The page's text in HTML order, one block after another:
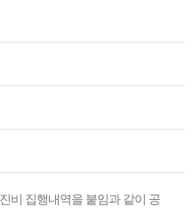
비 집행내역을 붙임과 같이 공